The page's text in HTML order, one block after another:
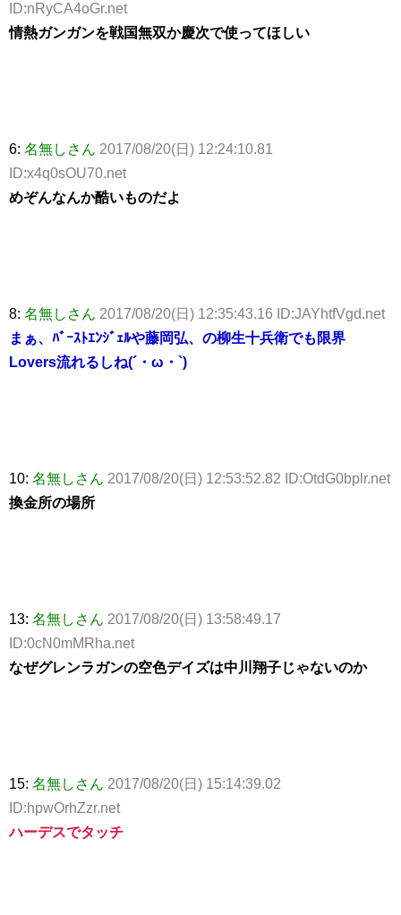
ID:nRyCA4oGr.net
情熱ガンガンを戦国無双か慶次で使ってほしい
6: 名無しさん 2017/08/20(日) 12:24:10.81
ID:x4q0sOU70.net
めぞんなんか酷いものだよ
8: 名無しさん 2017/08/20(日) 12:35:43.16 ID:JAYhtfVgd.net
まぁ、ﾊﾞｰｽﾄｴﾝｼﾞｪﾙや藤岡弘、の柳生十兵衛でも限界
Lovers流れるしね(´・ω・`)
10: 名無しさん 2017/08/20(日) 12:53:52.82 ID:OtdG0bplr.net
換金所の場所
13: 名無しさん 2017/08/20(日) 13:58:49.17
ID:0cN0mMRha.net
なぜグレンラガンの空色デイズは中川翔子じゃないのか
15: 名無しさん 2017/08/20(日) 15:14:39.02
ID:hpwOrhZzr.net
ハーデスでタッチ